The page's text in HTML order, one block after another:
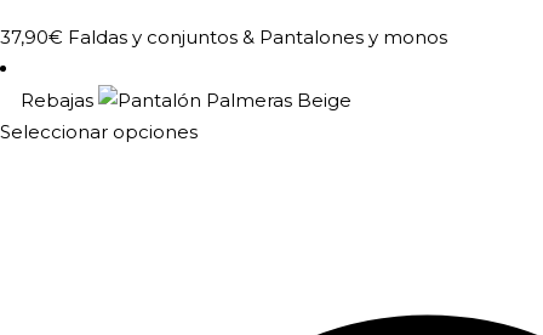
37,90€ Faldas y conjuntos & Pantalones y monos
Rebajas
Seleccionar opcionesEste